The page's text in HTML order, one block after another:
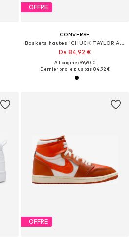
OFFRE
CONVERSE
Baskets hautes 'CHUCK TAYLOR ALL STAR LIFT'
De 84,92 €
À l'origine : 99,90 €
Dernier prix le plus bas :84,92 €
OFFRE